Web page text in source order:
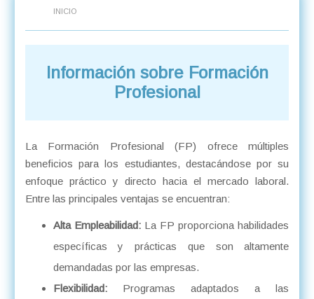
INICIO
Información sobre Formación
Profesional
La Formación Profesional (FP) ofrece múltiples
beneficios para los estudiantes, destacándose por su
enfoque práctico y directo hacia el mercado laboral.
Entre las principales ventajas se encuentran:
Alta Empleabilidad:La FP proporciona habilidades
específicas y prácticas que son altamente
demandadas por las empresas.
Flexibilidad:Programas adaptados a las